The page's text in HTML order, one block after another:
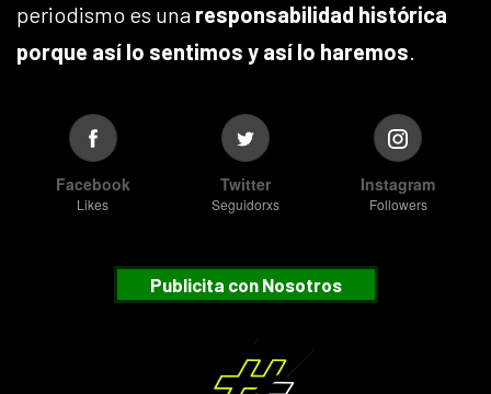
periodismo es una responsabilidad histórica
porque así lo sentimos y así lo haremos.
Facebook
Likes
Twitter
Seguidorxs
Instagram
Followers
Publicita con Nosotros